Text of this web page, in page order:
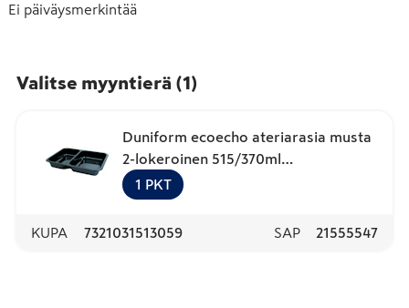
Ei päiväysmerkintää
Valitse myyntierä (1)
Duniform ecoecho ateriarasia musta
2-lokeroinen 515/370ml
225x175x35mm 250kpl CPET
1 PKT
KUPA 7321031513059 SAP 21555547